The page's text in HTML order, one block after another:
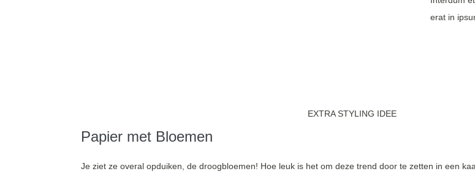
erat in
EXTRA STYLING IDEE
Papier met Bloemen
Je ziet ze overal opduiken, de droogbloemen! Hoe leuk is het om deze trend door te zetten in een